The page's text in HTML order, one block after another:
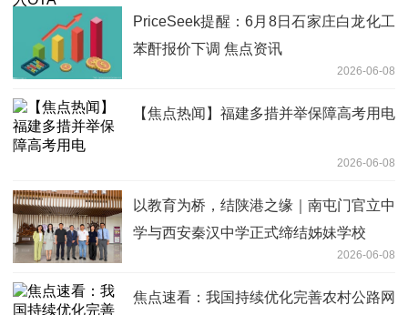
PriceSeek提醒：6月8日石家庄白龙化工
苯酐报价下调 焦点资讯
2026-06-08
【焦点热闻】福建多措并举保障高考用电
2026-06-08
以教育为桥，结陕港之缘｜南屯门官立中
学与西安秦汉中学正式缔结姊妹学校
2026-06-08
焦点速看：我国持续优化完善农村公路网